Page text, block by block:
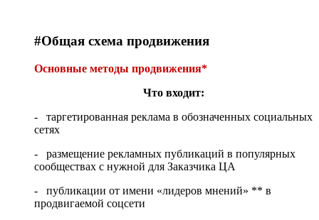
#Общая схема продвижения
Основные методы продвижения*
Что входит:
- таргетированная реклама в обозначенных социальных
сетях
- размещение рекламных публикаций в популярных
сообществах с нужной для Заказчика ЦА
- публикации от имени «лидеров мнений» ** в
продвигаемой соцсети